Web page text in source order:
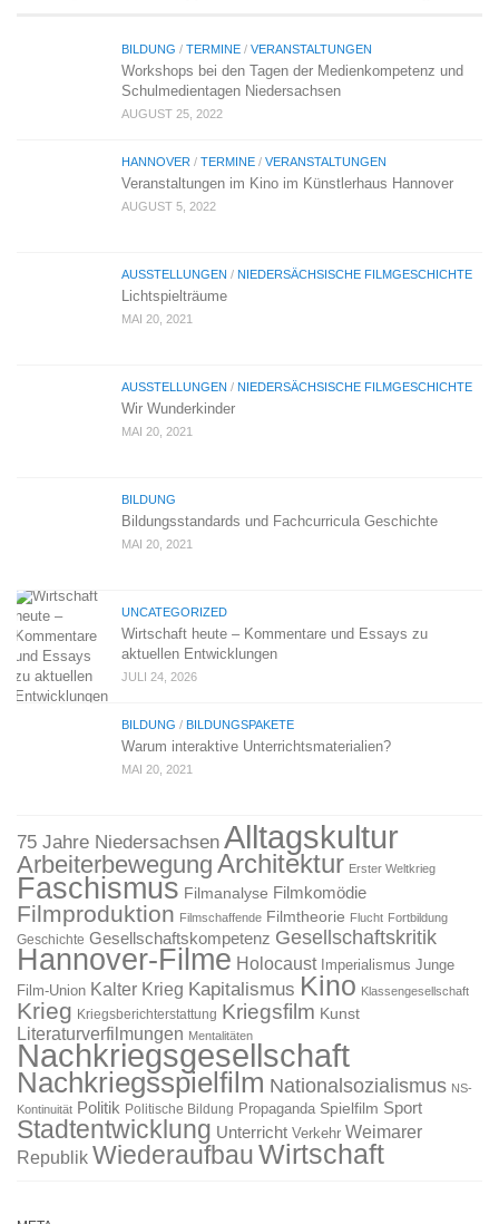
BILDUNG / TERMINE / VERANSTALTUNGEN
Workshops bei den Tagen der Medienkompetenz und
Schulmedientagen Niedersachsen
AUGUST 25, 2022
HANNOVER / TERMINE / VERANSTALTUNGEN
Veranstaltungen im Kino im Künstlerhaus Hannover
AUGUST 5, 2022
AUSSTELLUNGEN / NIEDERSÄCHSISCHE FILMGESCHICHTE
Lichtspielträume
MAI 20, 2021
AUSSTELLUNGEN / NIEDERSÄCHSISCHE FILMGESCHICHTE
Wir Wunderkinder
MAI 20, 2021
BILDUNG
Bildungsstandards und Fachcurricula Geschichte
MAI 20, 2021
UNCATEGORIZED
Wirtschaft heute – Kommentare und Essays zu
aktuellen Entwicklungen
JULI 24, 2026
BILDUNG / BILDUNGSPAKETE
Warum interaktive Unterrichtsmaterialien?
MAI 20, 2021
75 Jahre Niedersachsen Alltagskultur
Arbeiterbewegung Architektur Erster Weltkrieg
Faschismus Filmanalyse Filmkomödie
Filmproduktion Filmschaffende Filmtheorie Flucht Fortbildung
Geschichte Gesellschaftskompetenz Gesellschaftskritik
Hannover-Filme Holocaust Imperialismus Junge
Film-Union Kalter Krieg Kapitalismus Kino Klassengesellschaft
Krieg Kriegsberichterstattung Kriegsfilm Kunst
Literaturverfilmungen Mentalitäten
Nachkriegsgesellschaft
Nachkriegsspielfilm Nationalsozialismus NS-
Kontinuität Politik Politische Bildung Propaganda Spielfilm Sport
Stadtentwicklung Unterricht Verkehr Weimarer
Republik WiederaufbauWirtschaft